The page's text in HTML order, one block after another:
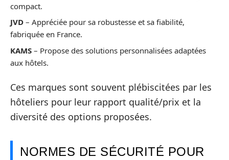
compact.
JVD – Appréciée pour sa robustesse et sa fiabilité,
fabriquée en France.
KAMS – Propose des solutions personnalisées adaptées
aux hôtels.
Ces marques sont souvent plébiscitées par les
hôteliers pour leur rapport qualité/prix et la
diversité des options proposées.
NORMES DE SÉCURITÉ POUR